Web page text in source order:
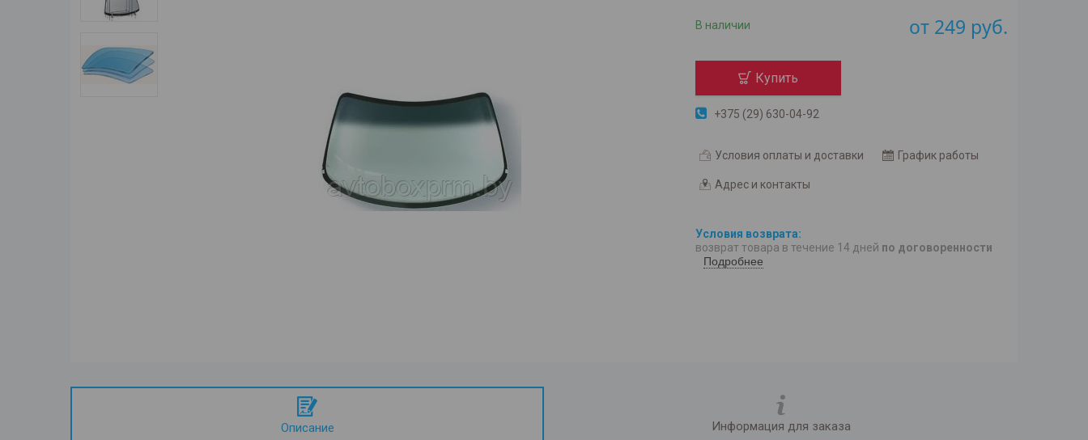
В наличии от 249 руб.
Купить
+375 (29) 630-04-92
Условия оплаты и доставки График работы
Адрес и контакты
возврат товара в течение 14 дней по договоренности
Подробнее
Описание Информация для заказа